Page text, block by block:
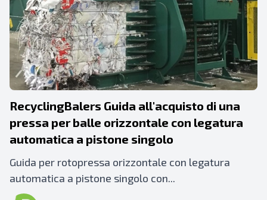
RecyclingBalers Guida all'acquisto di una
pressa per balle orizzontale con legatura
automatica a pistone singolo
Guida per rotopressa orizzontale con legatura
automatica a pistone singolo con...